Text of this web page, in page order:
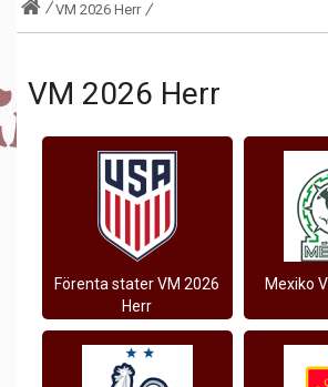
VM 2026 Herr
VM 2026 Herr
Förenta stater VM 2026
Herr
Mexiko